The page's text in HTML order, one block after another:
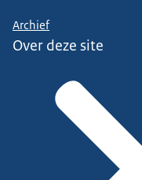
Archief
Over deze site